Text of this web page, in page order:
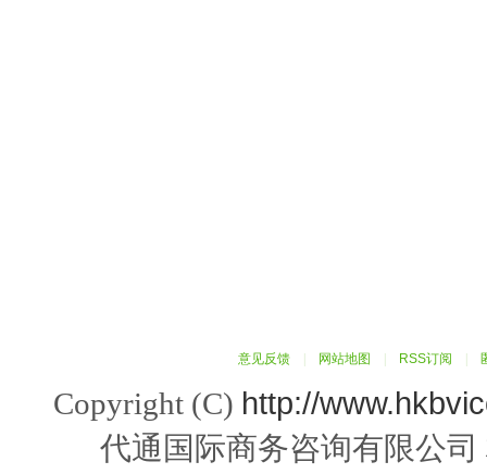
意见反馈 网站地图 RSS订阅
Copyright (C) http://
代通国际商务咨询有限公